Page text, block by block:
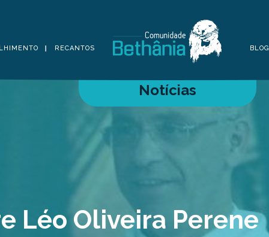
RECANTOS BLOG
Notícias
Léo Oliveira Perene